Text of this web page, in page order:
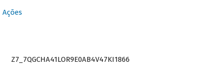
Ações
Z7_7QGCHA41LOR9E0AB4V47KI1866